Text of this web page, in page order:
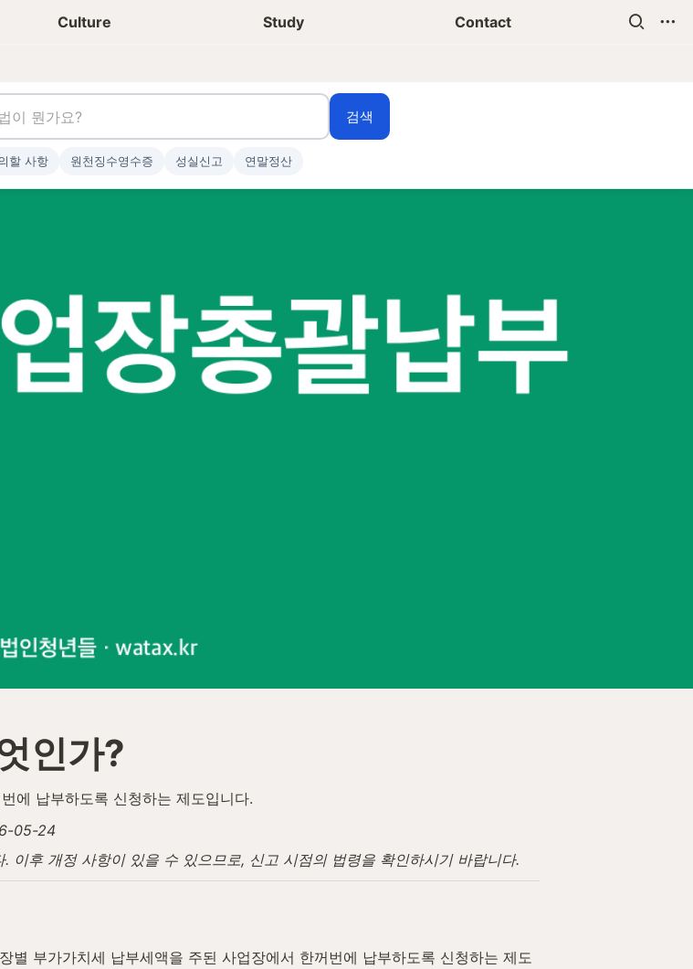
Culture Study Contact
청년들 일상
인가?
에 납부하도록 신청하는 제도입니다.
05-24
후 개정 사항이 있을 수 있으므로, 신고 시점의 법령을 확인하시기 바랍니다.
별 부가가치세 납부세액을 주된 사업장에서 한꺼번에 납부하도록 신청하는 제도
검색
할 사항 원천징수영수증 성실신고 연말정산